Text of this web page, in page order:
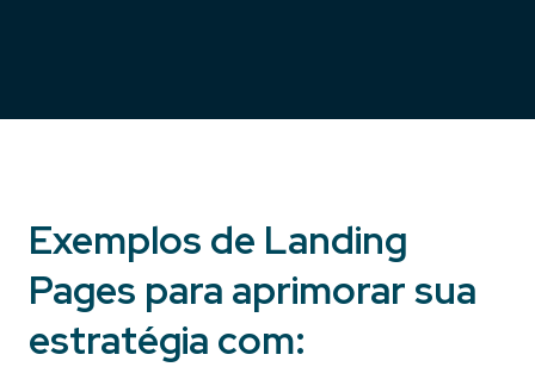
Exemplos de Landing
Pages para aprimorar sua
estratégia com: